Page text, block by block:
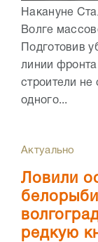
Накануне
Волге
Подготовив
линии
строители не
одного...
Актуально
Ловили
редкую